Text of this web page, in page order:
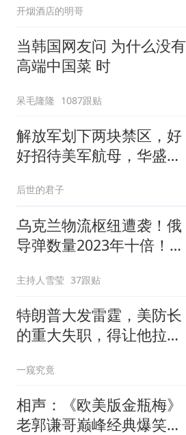
开烟酒店的明哥
当韩国网友问 为什么没有
高端中国菜 时
呆毛隆隆 1087跟贴
解放军划下两块禁区，好
好招待美军航母，华盛顿
后世的君子
乌克兰物流枢纽遭袭！俄
导弹数量2023年十倍！为
主持人雪莹 37跟贴
特朗普大发雷霆，美防长
的重大失职，得让他拉下
一窥究竟
相声：《欧美版金瓶梅》
老郭谦哥巅峰经典爆笑相